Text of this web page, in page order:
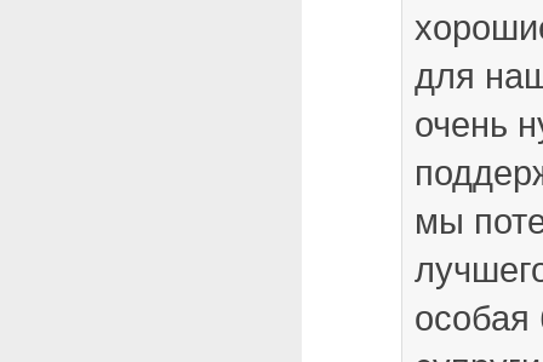
для
очень
мы
особая